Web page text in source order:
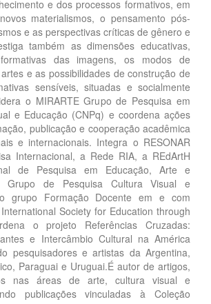
e dos processos formativos, em
materialismos, o pensamento pós-
e as perspectivas críticas de gênero e
também as dimensões educativas,
das imagens, os modos de
e as possibilidades de construção de
sensíveis, situadas e socialmente
o MIRARTE Grupo de Pesquisa em
e Educação (CNPq) e coordena ações
publicação e cooperação acadêmica
e internacionais. Integra o RESONAR
Internacional, a Rede RIA, a REdArtH
de Pesquisa em Educação, Arte e
Grupo de Pesquisa Cultura Visual e
o grupo Formação Docente em e com
Society for Education through
o projeto Referências Cruzadas:
e Intercâmbio Cultural na América
pesquisadores e artistas da Argentina,
Paraguai e Uruguai.É autor de artigos,
nas áreas de arte, cultura visual e
publicações vinculadas à Coleção